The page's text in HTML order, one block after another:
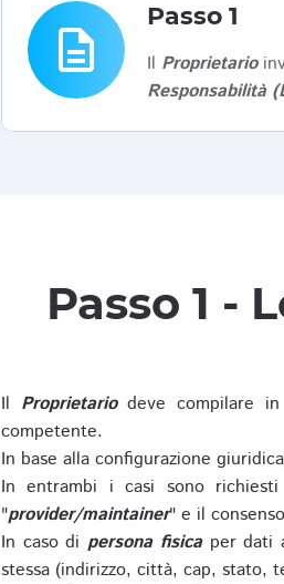
description
Passo 1
Il Proprietario
Responsabilità
Passo 1 -
Il Proprietariodeve compilare
competente.
In base alla configurazione
In entrambi i casi sono
"provider/maintainer" e il
In caso dipersona fisicaper dati
stessa (indirizzo, città, cap, stato,